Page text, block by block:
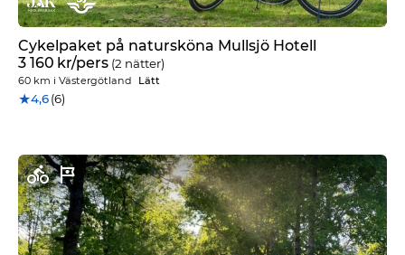
Cykelpaket på natursköna Mullsjö Hotell
3 160 kr/pers (2 nätter)
60 km i Västergötland Lätt
★4,6(6)